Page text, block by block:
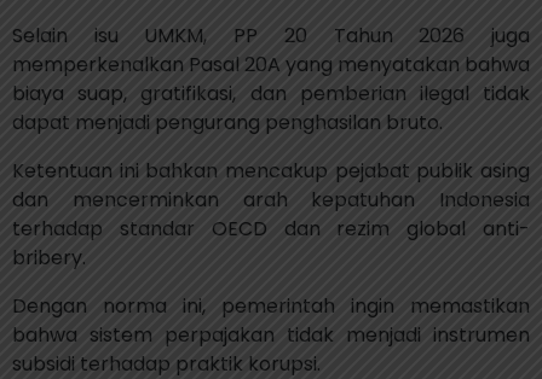
Selain isu UMKM, PP 20 Tahun 2026 juga
memperkenalkan Pasal 20A yang menyatakan bahwa
biaya suap, gratifikasi, dan pemberian ilegal tidak
dapat menjadi pengurang penghasilan bruto.
Ketentuan ini bahkan mencakup pejabat publik asing
dan mencerminkan arah kepatuhan Indonesia
terhadap standar OECD dan rezim global anti-
bribery.
Dengan norma ini, pemerintah ingin memastikan
bahwa sistem perpajakan tidak menjadi instrumen
subsidi terhadap praktik korupsi.